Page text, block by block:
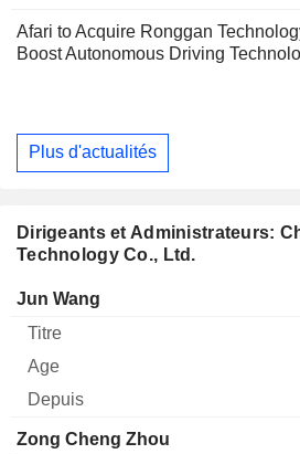
Afari to Acquire Ronggan
Boost Autonomous Driving
Plus d'actualités
Dirigeants et Administrateurs:
Technology Co., Ltd.
Dirigeant Titre
Jun Wang
Zong Cheng Zhou